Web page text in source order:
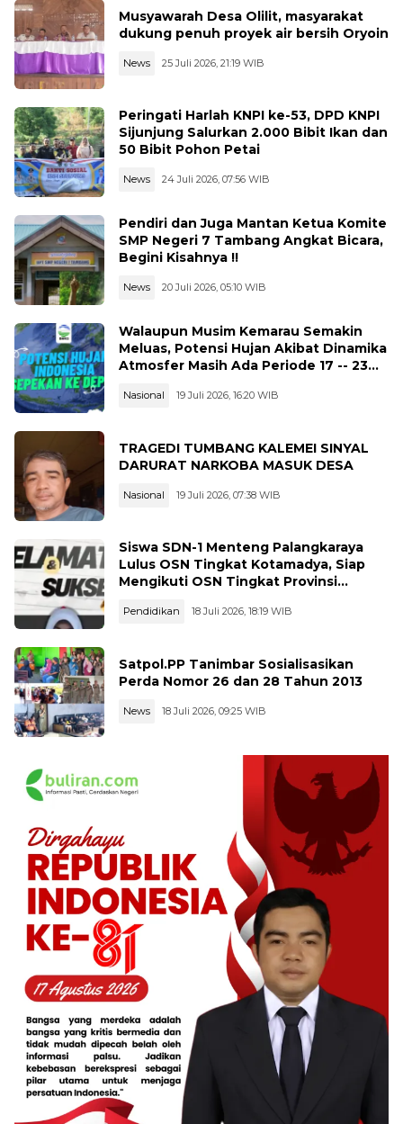
Musyawarah Desa Olilit, masyarakat
dukung penuh proyek air bersih Oryoin
News 25 Juli 2026, 21:19 WIB
Peringati Harlah KNPI ke-53, DPD KNPI
Sijunjung Salurkan 2.000 Bibit Ikan dan
50 Bibit Pohon Petai
News 24 Juli 2026, 07:56 WIB
Pendiri dan Juga Mantan Ketua Komite
SMP Negeri 7 Tambang Angkat Bicara,
Begini Kisahnya !!
News 20 Juli 2026, 05:10 WIB
Walaupun Musim Kemarau Semakin
Meluas, Potensi Hujan Akibat Dinamika
Atmosfer Masih Ada Periode 17 -- 23
Nasional 19 Juli 2026, 16:20 WIB
TRAGEDI TUMBANG KALEMEI SINYAL
DARURAT NARKOBA MASUK DESA
Nasional 19 Juli 2026, 07:38 WIB
Siswa SDN-1 Menteng Palangkaraya
Lulus OSN Tingkat Kotamadya, Siap
Mengikuti OSN Tingkat Provinsi
Pendidikan 18 Juli 2026, 18:19 WIB
Satpol.PP Tanimbar Sosialisasikan
Perda Nomor 26 dan 28 Tahun 2013
News 18 Juli 2026, 09:25 WIB